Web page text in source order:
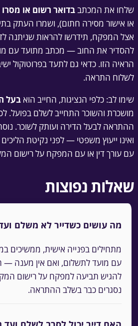
שלחו את המכתבבדואר רשום או
או אישור מסירה חתום), ושמרו העתק
אצל המפקח, תידרשו להראות שניתנה
להסדיר את החוב — מכתב מתועד עם
הראיה הזו. כדאי גם לתעד בפרוטוקול
לשלוח התראה.
שימו לב: כלפי הנציגות, החייב הוא בעל
מושכרת והשוכר התחייב לשלם בפועל.
ההתראה לבעל הדירה ועותק לשוכר.
ואינו ייעוץ משפטי — לפני נקיטת
עם עורך דין או עם המפקח על רישום
שאלות נפוצות
מה עושים כשדייר לא משלם
מתחילים בפנייה אישית, ממשיכים
עם מועד לתשלום, ואם אין מענה —
להגיש תביעה למפקח על רישום
נסגרים כבר בשלב ההתראה.